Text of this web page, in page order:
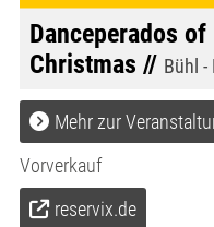
Danceperados
Christmas // Bühl -
Mehr zur
Vorverkauf
reservix.de